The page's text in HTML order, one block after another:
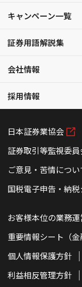
キャンペーン一覧
証券用語解説集
会社情報
採用情報
日本証券業協会
証券取引等監視委
ご意見・苦情につい
国税電子申告・納
お客様本位の業務
重要情報シート（金
個人情報保護方針
利益相反管理方針